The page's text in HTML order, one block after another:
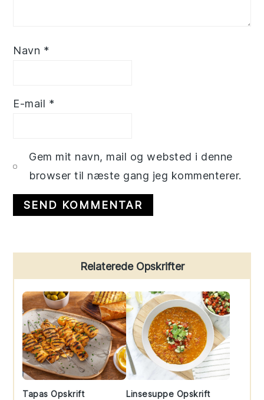
Navn *
E-mail *
Gem mit navn, mail og websted i denne
browser til næste gang jeg kommenterer.
Sidebar
Relaterede Opskrifter
Tapas Opskrift Linsesuppe Opskrift